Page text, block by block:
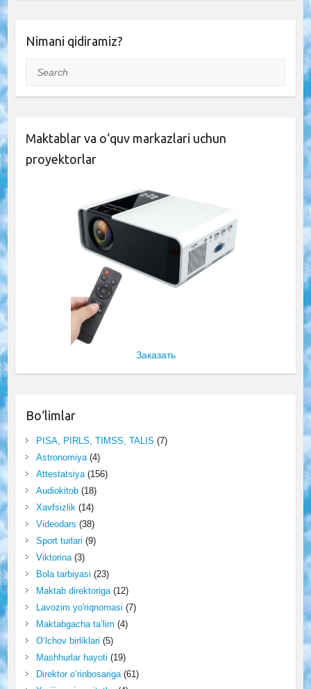
Nimani qidiramiz?
Search
Maktablar va o‘quv markazlari uchun
proyektorlar
Заказать
Bo‘limlar
PISA, PIRLS, TIMSS, TALIS (7)
Astronomiya(4)
Attestatsiya(156)
Audiokitob(18)
Xavfsizlik (14)
Videodars (38)
Sport turlari (9)
Viktorina(3)
Bola tarbiyasi (23)
Maktab direktoriga(12)
Lavozim yo'riqnomasi (7)
Maktabgacha ta’lim (4)
O‘lchov birliklari (5)
Mashhurlar hayoti (19)
Direktor o‘rinbosariga(61)